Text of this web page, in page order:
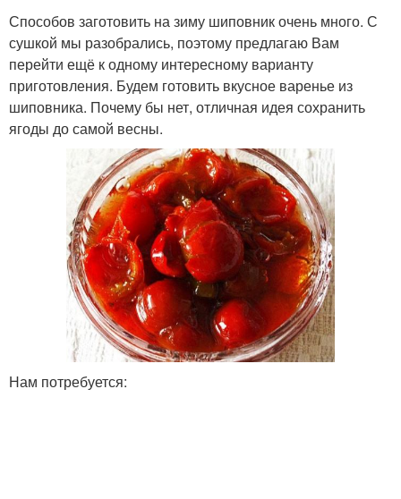
Способов заготовить на зиму шиповник очень много. С
сушкой мы разобрались, поэтому предлагаю Вам
перейти ещё к одному интересному варианту
приготовления. Будем готовить вкусное варенье из
шиповника. Почему бы нет, отличная идея сохранить
ягоды до самой весны.
Нам потребуется: